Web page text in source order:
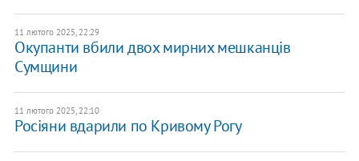
11 лютого 2025, 22:29
Окупанти вбили двох мирних мешканців
Сумщини
11 лютого 2025, 22:10
Росіяни вдарили по Кривому Рогу